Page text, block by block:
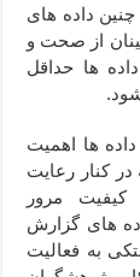
داده های
از صحت و
ها حداقل
ها اهمیت
در کنار رعایت
مرور
های گزارش
به فعالیت